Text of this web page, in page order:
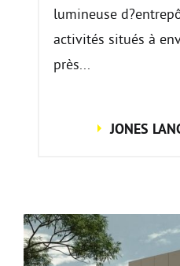
lumineuse
activités situés à
près...
JONES